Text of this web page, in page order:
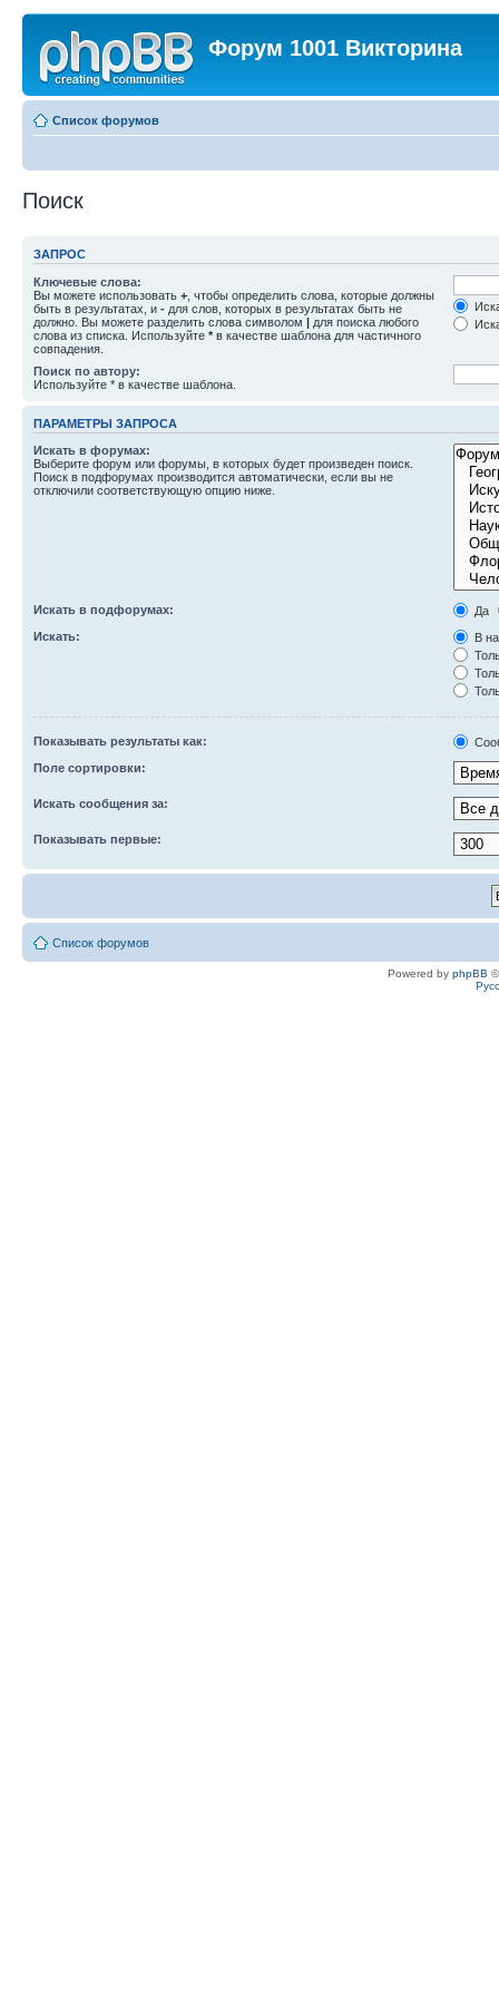
Форум 1001 Викторина
Список форумов
Поиск
ЗАПРОС
Ключевые слова:
Вы можете использовать + , чтобы определить слова, которые должны
быть в результатах, и - для слов, которых в результатах быть не
должно. Вы можете разделить слова символом | для поиска любого
слова из списка. Используйте * в качестве шаблона для частичного
совпадения.
Поиск по автору:
Используйте * в качестве шаблона.
ПАРАМЕТРЫ ЗАПРОСА
Искать в форумах:
Выберите форум или форумы, в которых будет произведен поиск.
Поиск в подфорумах производится автоматически, если вы не
отключили соответствующую опцию ниже.
Искать в подфорумах:
Да
Искать:
В
Показывать результаты как:
Поле сортировки:
Искать сообщения за:
Показывать первые:
Список форумов
Powered by phpBB